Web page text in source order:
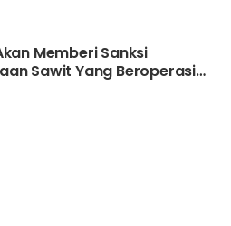
Memberi Sanksi
Sawit Yang Beroperasi